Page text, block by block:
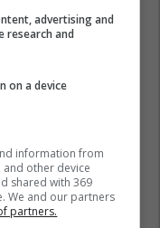
advertising and
research and
on a device
information from
other device
shared with 369
We and our partners
partners.